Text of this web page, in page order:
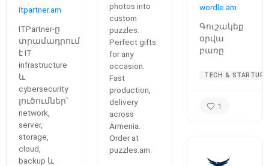
itpartner.am
ITPartner-ը
տրամադրում
է IT
infrastructure
և
cybersecurity
լուծումներ՝
network,
server,
storage,
cloud,
backup և
photos into
custom
puzzles.
Perfect gifts
for any
occasion.
Fast
production,
delivery
across
Armenia.
Order at
puzzles.am.
wordle.am
Գուշակեք
օրվա
բառը
TECH & STARTUPS
1